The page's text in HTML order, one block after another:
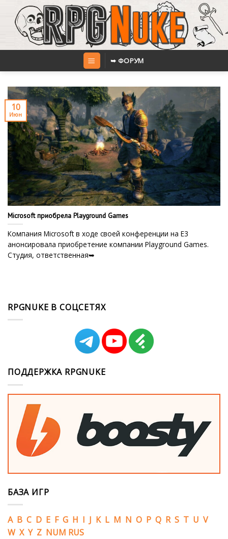
content
➥ ФОРУМ
Microsoft приобрела Playground Games
Компания Microsoft в ходе своей конференции на E3
анонсировала приобретение компании Playground Games.
Студия, ответственная➥
10
Июн
RPGNUKE В СОЦСЕТЯХ
ПОДДЕРЖКА RPGNUKE
БАЗА ИГР
A B C D E F G H I J K L M N O P Q R S T U V
W X Y Z NUM RUS